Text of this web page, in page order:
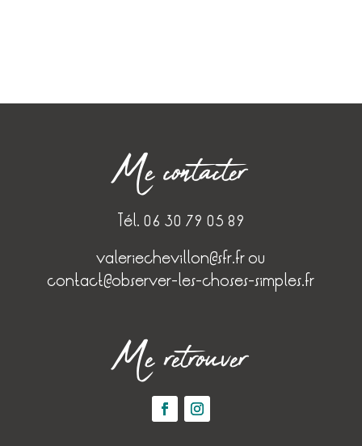
Me contacter
Tél. 06 30 79 05 89
valeriechevillon@sfr.frou
contact@observer-les-choses-simples.fr
Me retrouver